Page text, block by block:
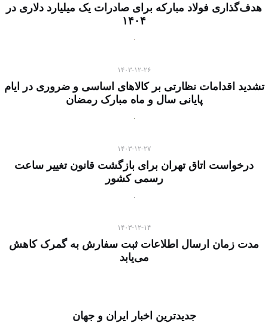
هدف‌گذاری فولاد مبارکه برای صادرات یک میلیارد دلاری در
۱۴۰۴
۱۴۰۳-۱۲-۲۶
تشدید اقدامات نظارتی بر کالاهای اساسی و ضروری در ایام
پایانی سال و ماه مبارک رمضان
۱۴۰۳-۱۲-۲۷
درخواست اتاق تهران برای بازگشت قانون تغییر ساعت
رسمی کشور
۱۴۰۳-۱۲-۱۴
مدت زمان ارسال اطلاعات ثبت سفارش به گمرک کاهش
می‌یابد
جدیدترین اخبار ایران و جهان